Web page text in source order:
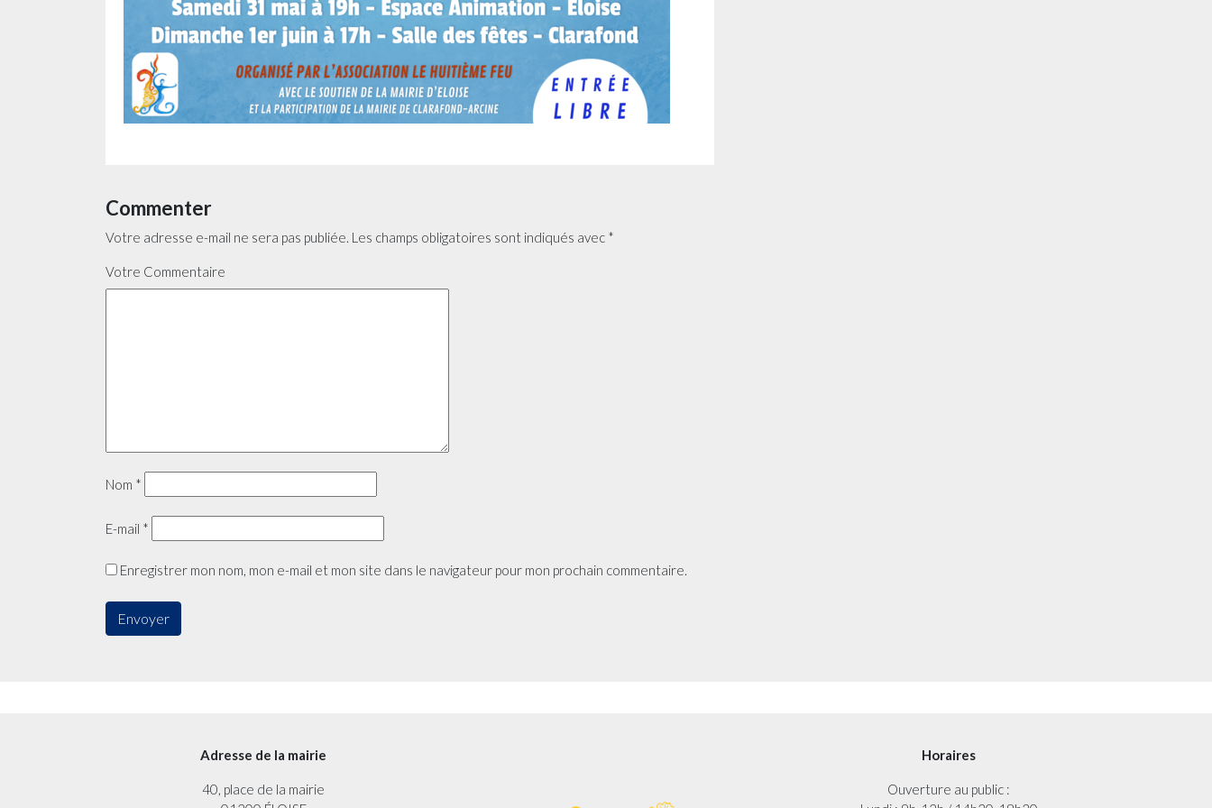
Commenter
Votre adresse e-mail ne sera pas publiée. Les champs obligatoires sont indiqués avec *
Votre Commentaire
Nom *
E-mail *
Enregistrer mon nom, mon e-mail et mon site dans le navigateur pour mon prochain commentaire.
Adresse de la mairie
40, place de la mairie
Horaires
Ouverture au public :